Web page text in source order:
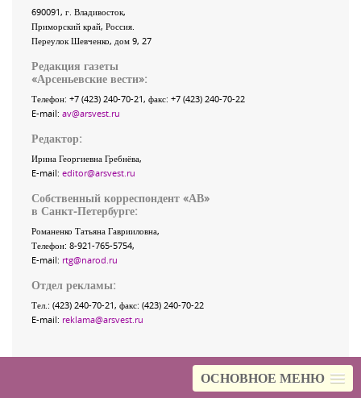
ОСНОВНОЕ МЕНЮ
690091, г. Владивосток,
Приморский край, Россия
Переулок Шевченко, дом 9, 27
Редакция газеты
«Арсеньевские вести»:
Телефон: +7 (423) 240-70-21, факс: +7 (423) 240-70-22
E-mail: av@arsvest.ru
Редактор:
Ирина Георгиевна Гребнёва,
E-mail: editor@arsvest.ru
Собственный корреспондент «АВ»
в Санкт-Петербурге:
Романенко Татьяна Гаврииловна,
Телефон: 8-921-765-5754,
E-mail: rtg@narod.ru
Отдел рекламы:
Тел.: (423) 240-70-21, факс: (423) 240-70-22
E-mail: reklama@arsvest.ru